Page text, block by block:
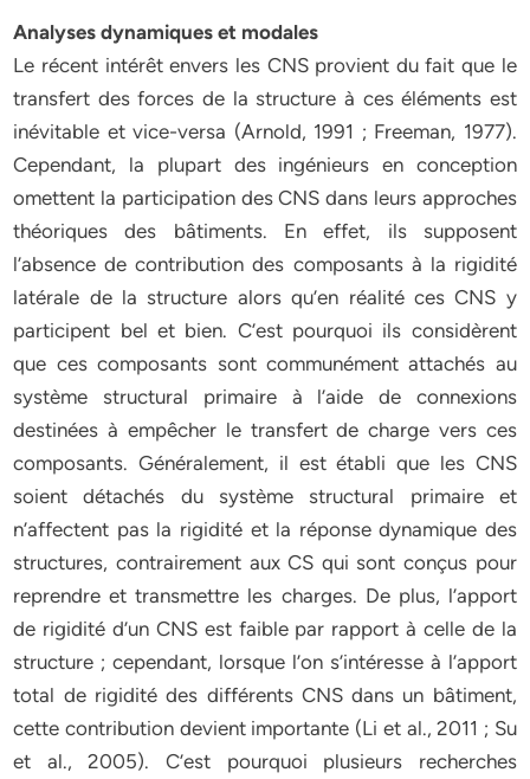
Analyses dynamiques et modales
Le récent intérêt envers les CNS provient du fait que le
transfert des forces de la structure à ces éléments est
inévitable et vice-versa (Arnold, 1991 ; Freeman, 1977).
Cependant, la plupart des ingénieurs en conception
omettent la participation des CNS dans leurs approches
théoriques des bâtiments. En effet, ils supposent
l’absence de contribution des composants à la rigidité
latérale de la structure alors qu’en réalité ces CNS y
participent bel et bien. C’est pourquoi ils considèrent
que ces composants sont communément attachés au
système structural primaire à l’aide de connexions
destinées à empêcher le transfert de charge vers ces
composants. Généralement, il est établi que les CNS
soient détachés du système structural primaire et
n’affectent pas la rigidité et la réponse dynamique des
structures, contrairement aux CS qui sont conçus pour
reprendre et transmettre les charges. De plus, l’apport
de rigidité d’un CNS est faible par rapport à celle de la
structure ; cependant, lorsque l’on s’intéresse à l’apport
total de rigidité des différents CNS dans un bâtiment,
cette contribution devient importante (Li et al., 2011 ; Su
et al., 2005). C’est pourquoi plusieurs recherches